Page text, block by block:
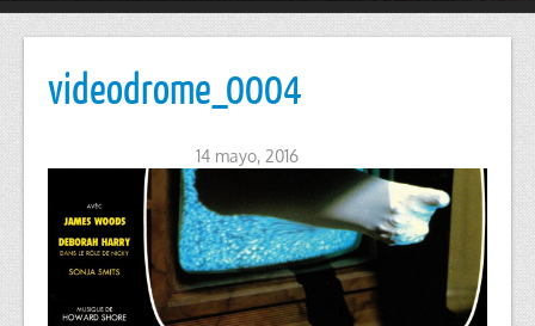
videodrome_0004
14 mayo, 2016